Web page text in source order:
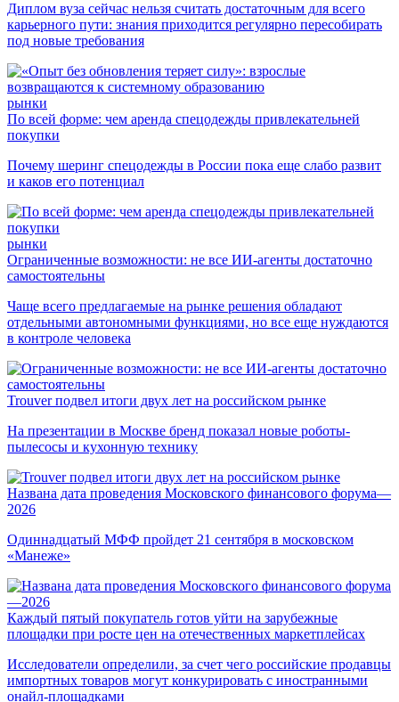
Диплом вуза сейчас нельзя считать достаточным для всего
карьерного пути: знания приходится регулярно пересобирать
под новые требования
рынки
По всей форме: чем аренда спецодежды привлекательней
покупки
Почему шеринг спецодежды в России пока еще слабо развит
и каков его потенциал
рынки
Ограниченные возможности: не все ИИ-агенты достаточно
самостоятельны
Чаще всего предлагаемые на рынке решения обладают
отдельными автономными функциями, но все еще нуждаются
в контроле человека
Trouver подвел итоги двух лет на российском рынке
На презентации в Москве бренд показал новые роботы-
пылесосы и кухонную технику
Названа дата проведения Московского финансового форума—
2026
Одиннадцатый МФФ пройдет 21 сентября в московском
«Манеже»
Каждый пятый покупатель готов уйти на зарубежные
площадки при росте цен на отечественных маркетплейсах
Исследователи определили, за счет чего российские продавцы
импортных товаров могут конкурировать с иностранными
онайл-площадками